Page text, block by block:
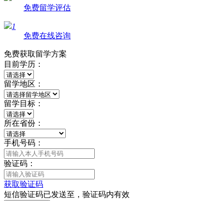
免费留学评估
1
免费在线咨询
免费获取留学方案
目前学历：
留学地区：
留学目标：
所在省份：
手机号码：
验证码：
获取验证码
短信验证码已发送至 ，验证码内有效